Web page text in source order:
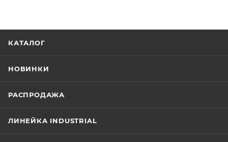
КАТАЛОГ
НОВИНКИ
РАСПРОДАЖА
ЛИНЕЙКА INDUSTRIAL